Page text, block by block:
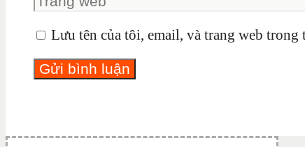
Lưu tên của tôi, email, và trang web